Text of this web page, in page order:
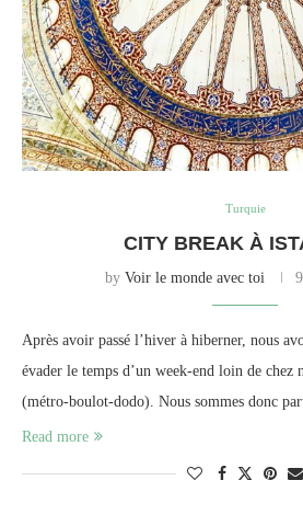
Turquie
CITY BREAK À
by Voir le monde avec toi
Après avoir passé l’hiver à hiberner, nous
évader le temps d’un week-end loin de chez
(métro-boulot-dodo). Nous sommes donc
Read more